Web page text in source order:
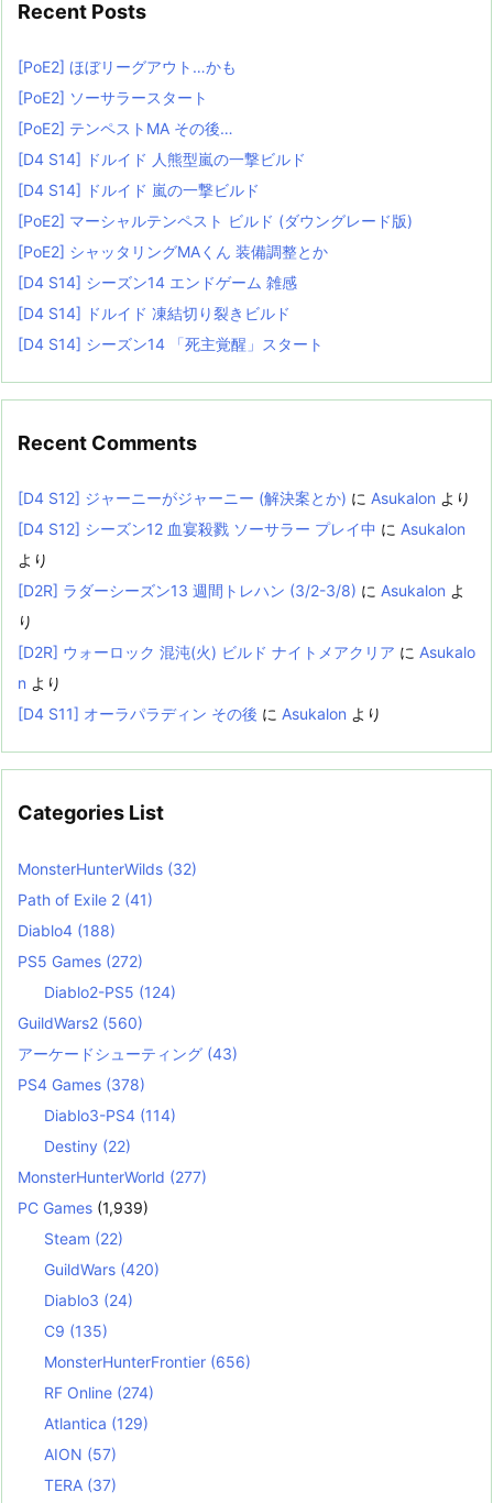
Recent Posts
[PoE2] ほぼリーグアウト…かも
[PoE2] ソーサラースタート
[PoE2] テンペストMA その後…
[D4 S14] ドルイド 人熊型嵐の一撃ビルド
[D4 S14] ドルイド 嵐の一撃ビルド
[PoE2] マーシャルテンペスト ビルド (ダウングレード版)
[PoE2] シャッタリングMAくん 装備調整とか
[D4 S14] シーズン14 エンドゲーム 雑感
[D4 S14] ドルイド 凍結切り裂きビルド
[D4 S14] シーズン14 「死主覚醒」スタート
Recent Comments
[D4 S12] ジャーニーがジャーニー (解決案とか) に Asukalon より
[D4 S12] シーズン12 血宴殺戮 ソーサラー プレイ中 に Asukalon
より
[D2R] ラダーシーズン13 週間トレハン (3/2-3/8) に Asukalon よ
り
[D2R] ウォーロック 混沌(火) ビルド ナイトメアクリア に Asukalo
n より
[D4 S11] オーラパラディン その後 に Asukalon より
Categories List
MonsterHunterWilds (32)
Path of Exile 2 (41)
Diablo4 (188)
PS5 Games (272)
Diablo2-PS5 (124)
GuildWars2 (560)
アーケードシューティング (43)
PS4 Games (378)
Diablo3-PS4 (114)
Destiny (22)
MonsterHunterWorld (277)
PC Games (1,939)
Steam (22)
GuildWars (420)
Diablo3 (24)
C9 (135)
MonsterHunterFrontier (656)
RF Online (274)
Atlantica (129)
AION (57)
TERA (37)